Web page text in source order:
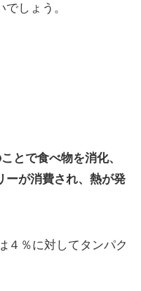
しょう。
とで食べ物を消化、
ーが消費され、熱が発
４％に対してタンパク